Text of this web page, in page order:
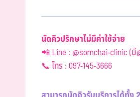
นัดคิวปรึกษาไม่มีค่าใช้จ่าย
📲 Line : @somchai-clinic (มี
📞 โทร : 097-145-3666